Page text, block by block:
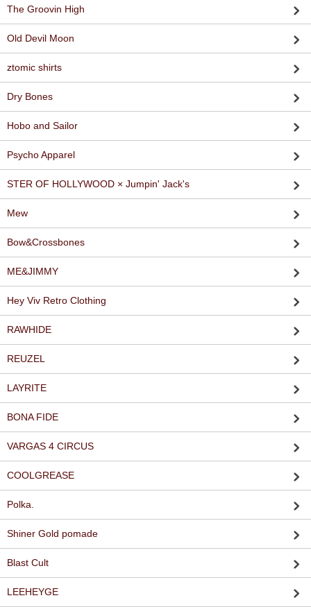
The Groovin High
Old Devil Moon
ztomic shirts
Dry Bones
Hobo and Sailor
Psycho Apparel
STER OF HOLLYWOOD × Jumpin' Jack's
Mew
Bow&Crossbones
ME&JIMMY
Hey Viv Retro Clothing
RAWHIDE
REUZEL
LAYRITE
BONA FIDE
VARGAS 4 CIRCUS
COOLGREASE
Polka.
Shiner Gold pomade
Blast Cult
LEEHEYGE